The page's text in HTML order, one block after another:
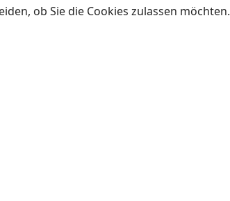
ob Sie die Cookies zulassen